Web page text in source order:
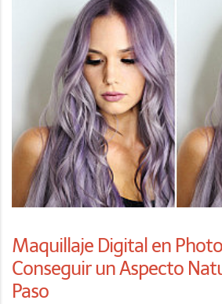
Maquillaje Digital en
Conseguir un Aspecto
Paso